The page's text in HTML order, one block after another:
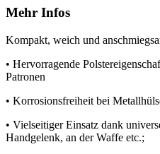
Mehr Infos
Kompakt, weich und
• Hervorragende
Patronen
• Korrosionsfreiheit bei
• Vielseitiger Einsatz dank
Handgelenk, an der Waffe etc.;